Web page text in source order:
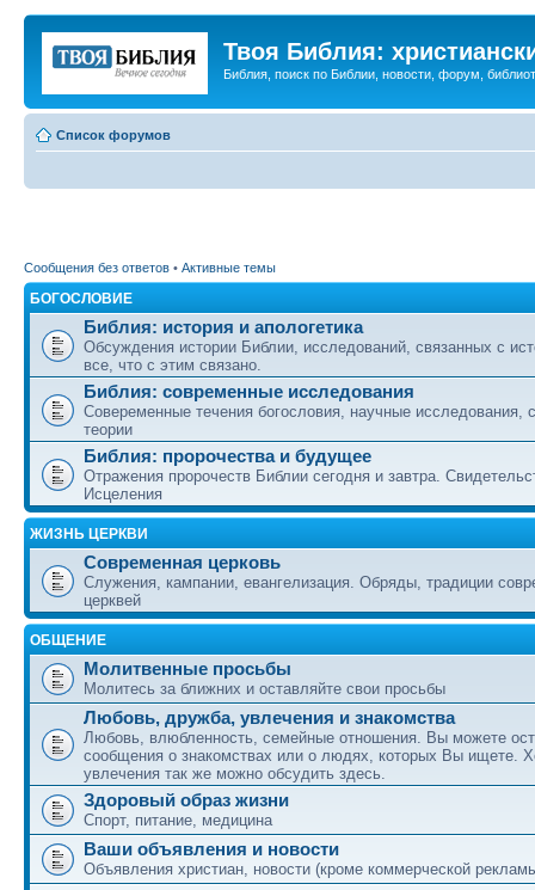
Твоя Библия:
Библия, поиск по Библии, новости, форум,
Список форумов
Сообщения без ответов • Активные темы
БОГОСЛОВИЕ
Библия: история и апологетика
Обсуждения истории Библии, исследований, связанных с
все, что с этим связано.
Библия: современные исследования
Совеременные течения богословия, научные исследования,
теории
Библия: пророчества и будущее
Отражения пророчеств Библии сегодня и завтра.
Исцеления
ЖИЗНЬ ЦЕРКВИ
Современная церковь
Служения, кампании, евангелизация. Обряды, традиции
церквей
ОБЩЕНИЕ
Молитвенные просьбы
Молитесь за ближних и оставляйте свои просьбы
Любовь, дружба, увлечения и знакомства
Любовь, влюбленность, семейные отношения. Вы можете
сообщения о знакомствах или о людях, которых Вы ищете.
увлечения так же можно обсудить здесь.
Здоровый образ жизни
Спорт, питание, медицина
Ваши объявления и новости
Объявления христиан, новости (кроме коммерческой